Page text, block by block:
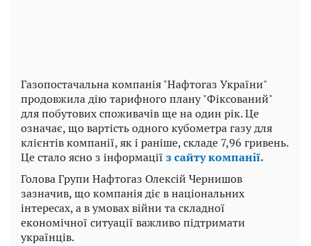
Газопостачальна компанія "Нафтогаз України"
продовжила дію тарифного плану "Фіксований"
для побутових споживачів ще на один рік. Це
означає, що вартість одного кубометра газу для
клієнтів компанії, як і раніше, складе 7,96 гривень.
Це стало ясно з інформації з сайту компанії.
Голова Групи Нафтогаз Олексій Чернишов
зазначив, що компанія діє в національних
інтересах, а в умовах війни та складної
економічної ситуації важливо підтримати
українців.